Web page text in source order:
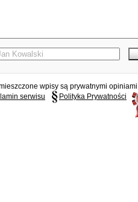
wpisy są prywatnymi
serwisu
Polityka Prywatności